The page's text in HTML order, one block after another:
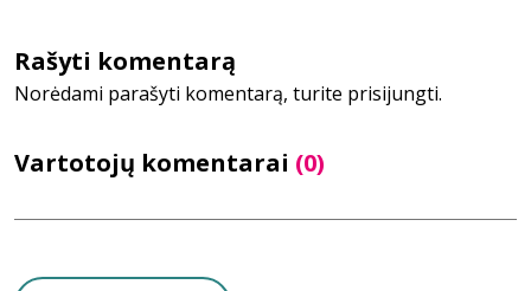
Vartotojų komentarai (0)
Rašyti komentarą
Norėdami parašyti komentarą, turite prisijungti.